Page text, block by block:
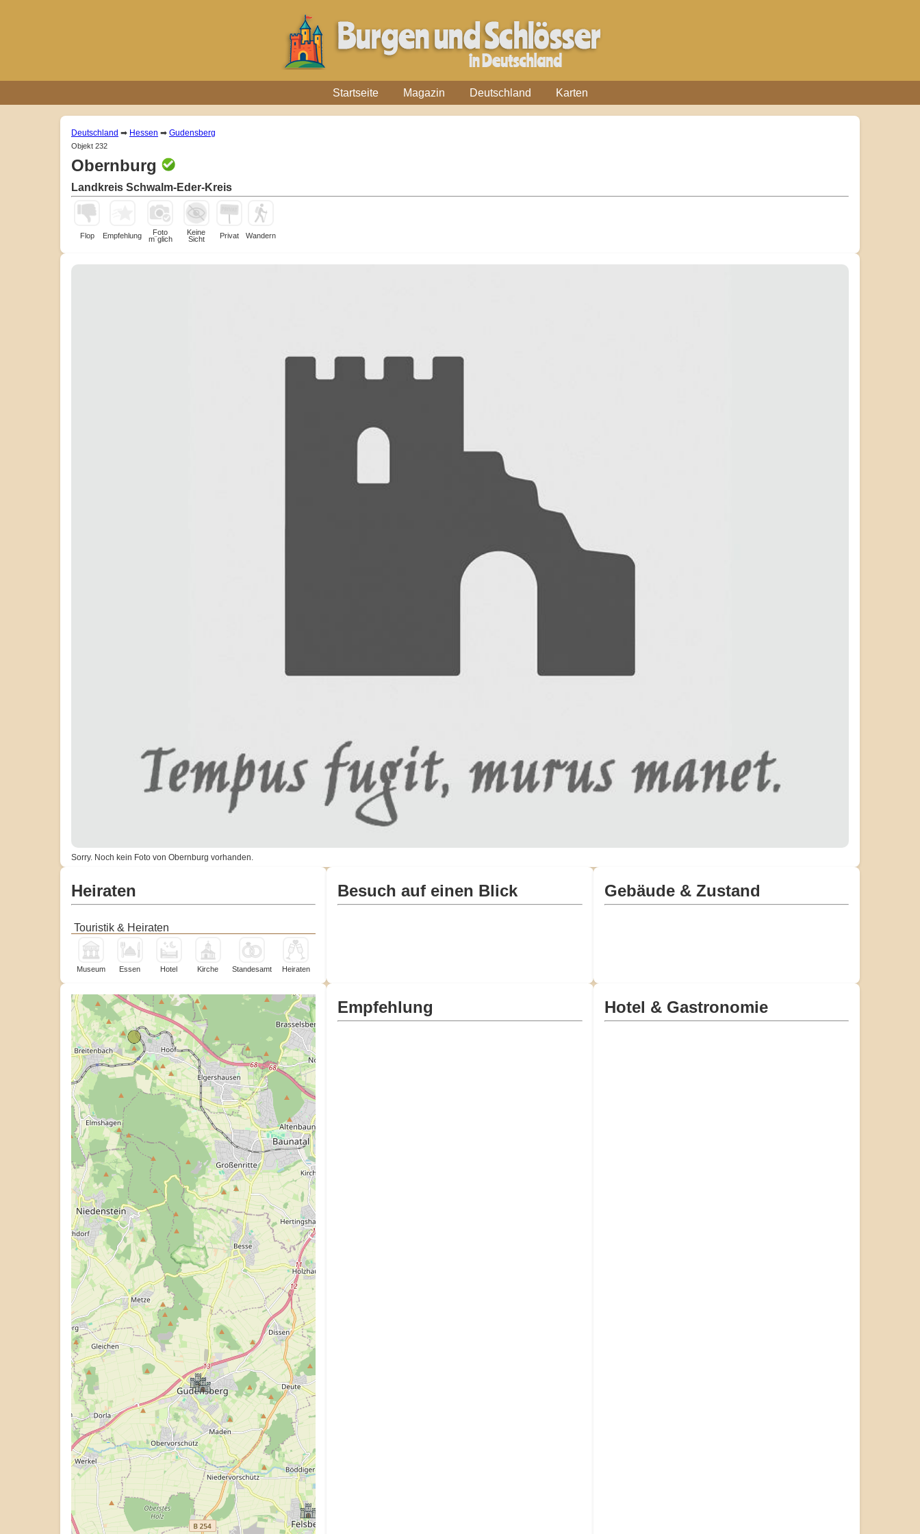
Startseite Magazin Deutschland Karten
Deutschland ➡ Hessen ➡ Gudensberg
Objekt 232
Obernburg
Landkreis Schwalm-Eder-Kreis
Flop Empfehlung
Foto
m¨glich
Keine
Sicht
Privat Wandern
Sorry. Noch kein Foto von Obernburg vorhanden.
Heiraten
Touristik & Heiraten
Museum Essen Hotel Kirche Standesamt Heiraten
Besuch auf einen Blick Gebäude & Zustand
Empfehlung Hotel & Gastronomie